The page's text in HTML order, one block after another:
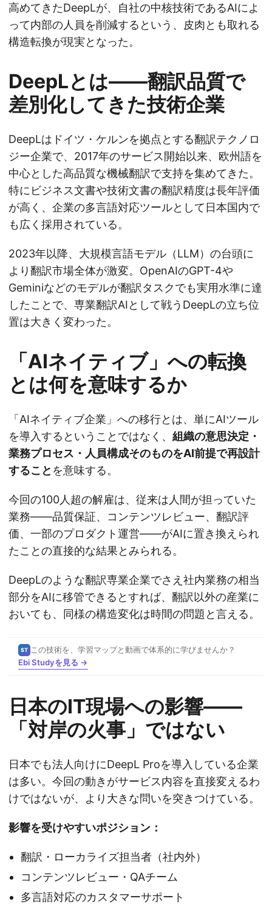
高めてきたDeepLが、自社の中核技術であるAIによ
って内部の人員を削減するという、皮肉とも取れる
構造転換が現実となった。
DeepLとは——翻訳品質で
差別化してきた技術企業
DeepLはドイツ・ケルンを拠点とする翻訳テクノロ
ジー企業で、2017年のサービス開始以来、欧州語を
中心とした高品質な機械翻訳で支持を集めてきた。
特にビジネス文書や技術文書の翻訳精度は長年評価
が高く、企業の多言語対応ツールとして日本国内で
も広く採用されている。
2023年以降、大規模言語モデル（LLM）の台頭に
より翻訳市場全体が激変。OpenAIのGPT-4や
Geminiなどのモデルが翻訳タスクでも実用水準に達
したことで、専業翻訳AIとして戦うDeepLの立ち位
置は大きく変わった。
「AIネイティブ」への転換
とは何を意味するか
「AIネイティブ企業」への移行とは、単にAIツール
を導入するということではなく、 組織の意思決定・
業務プロセス・人員構成そのものをAI前提で再設計
すること を意味する。
今回の100人超の解雇は、従来は人間が担っていた
業務——品質保証、コンテンツレビュー、翻訳評
価、一部のプロダクト運営——がAIに置き換えられ
たことの直接的な結果とみられる。
DeepLのような翻訳専業企業でさえ社内業務の相当
部分をAIに移管できるとすれば、翻訳以外の産業に
おいても、同様の構造変化は時間の問題と言える。
ST この技術を、学習マップと動画で体系的に学びませんか？
Ebi Studyを見る →
日本のIT現場への影響——
「対岸の火事」ではない
日本でも法人向けにDeepL Proを導入している企業
は多い。今回の動きがサービス内容を直接変えるわ
けではないが、より大きな問いを突きつけている。
影響を受けやすいポジション：
翻訳・ローカライズ担当者（社内外）
コンテンツレビュー・QAチーム
多言語対応のカスタマーサポート